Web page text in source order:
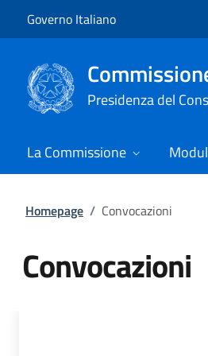
Governo Italiano
Presidenza del
La Commissione
Homepage / Convocazioni
Convocazioni
Tutti i contenuti